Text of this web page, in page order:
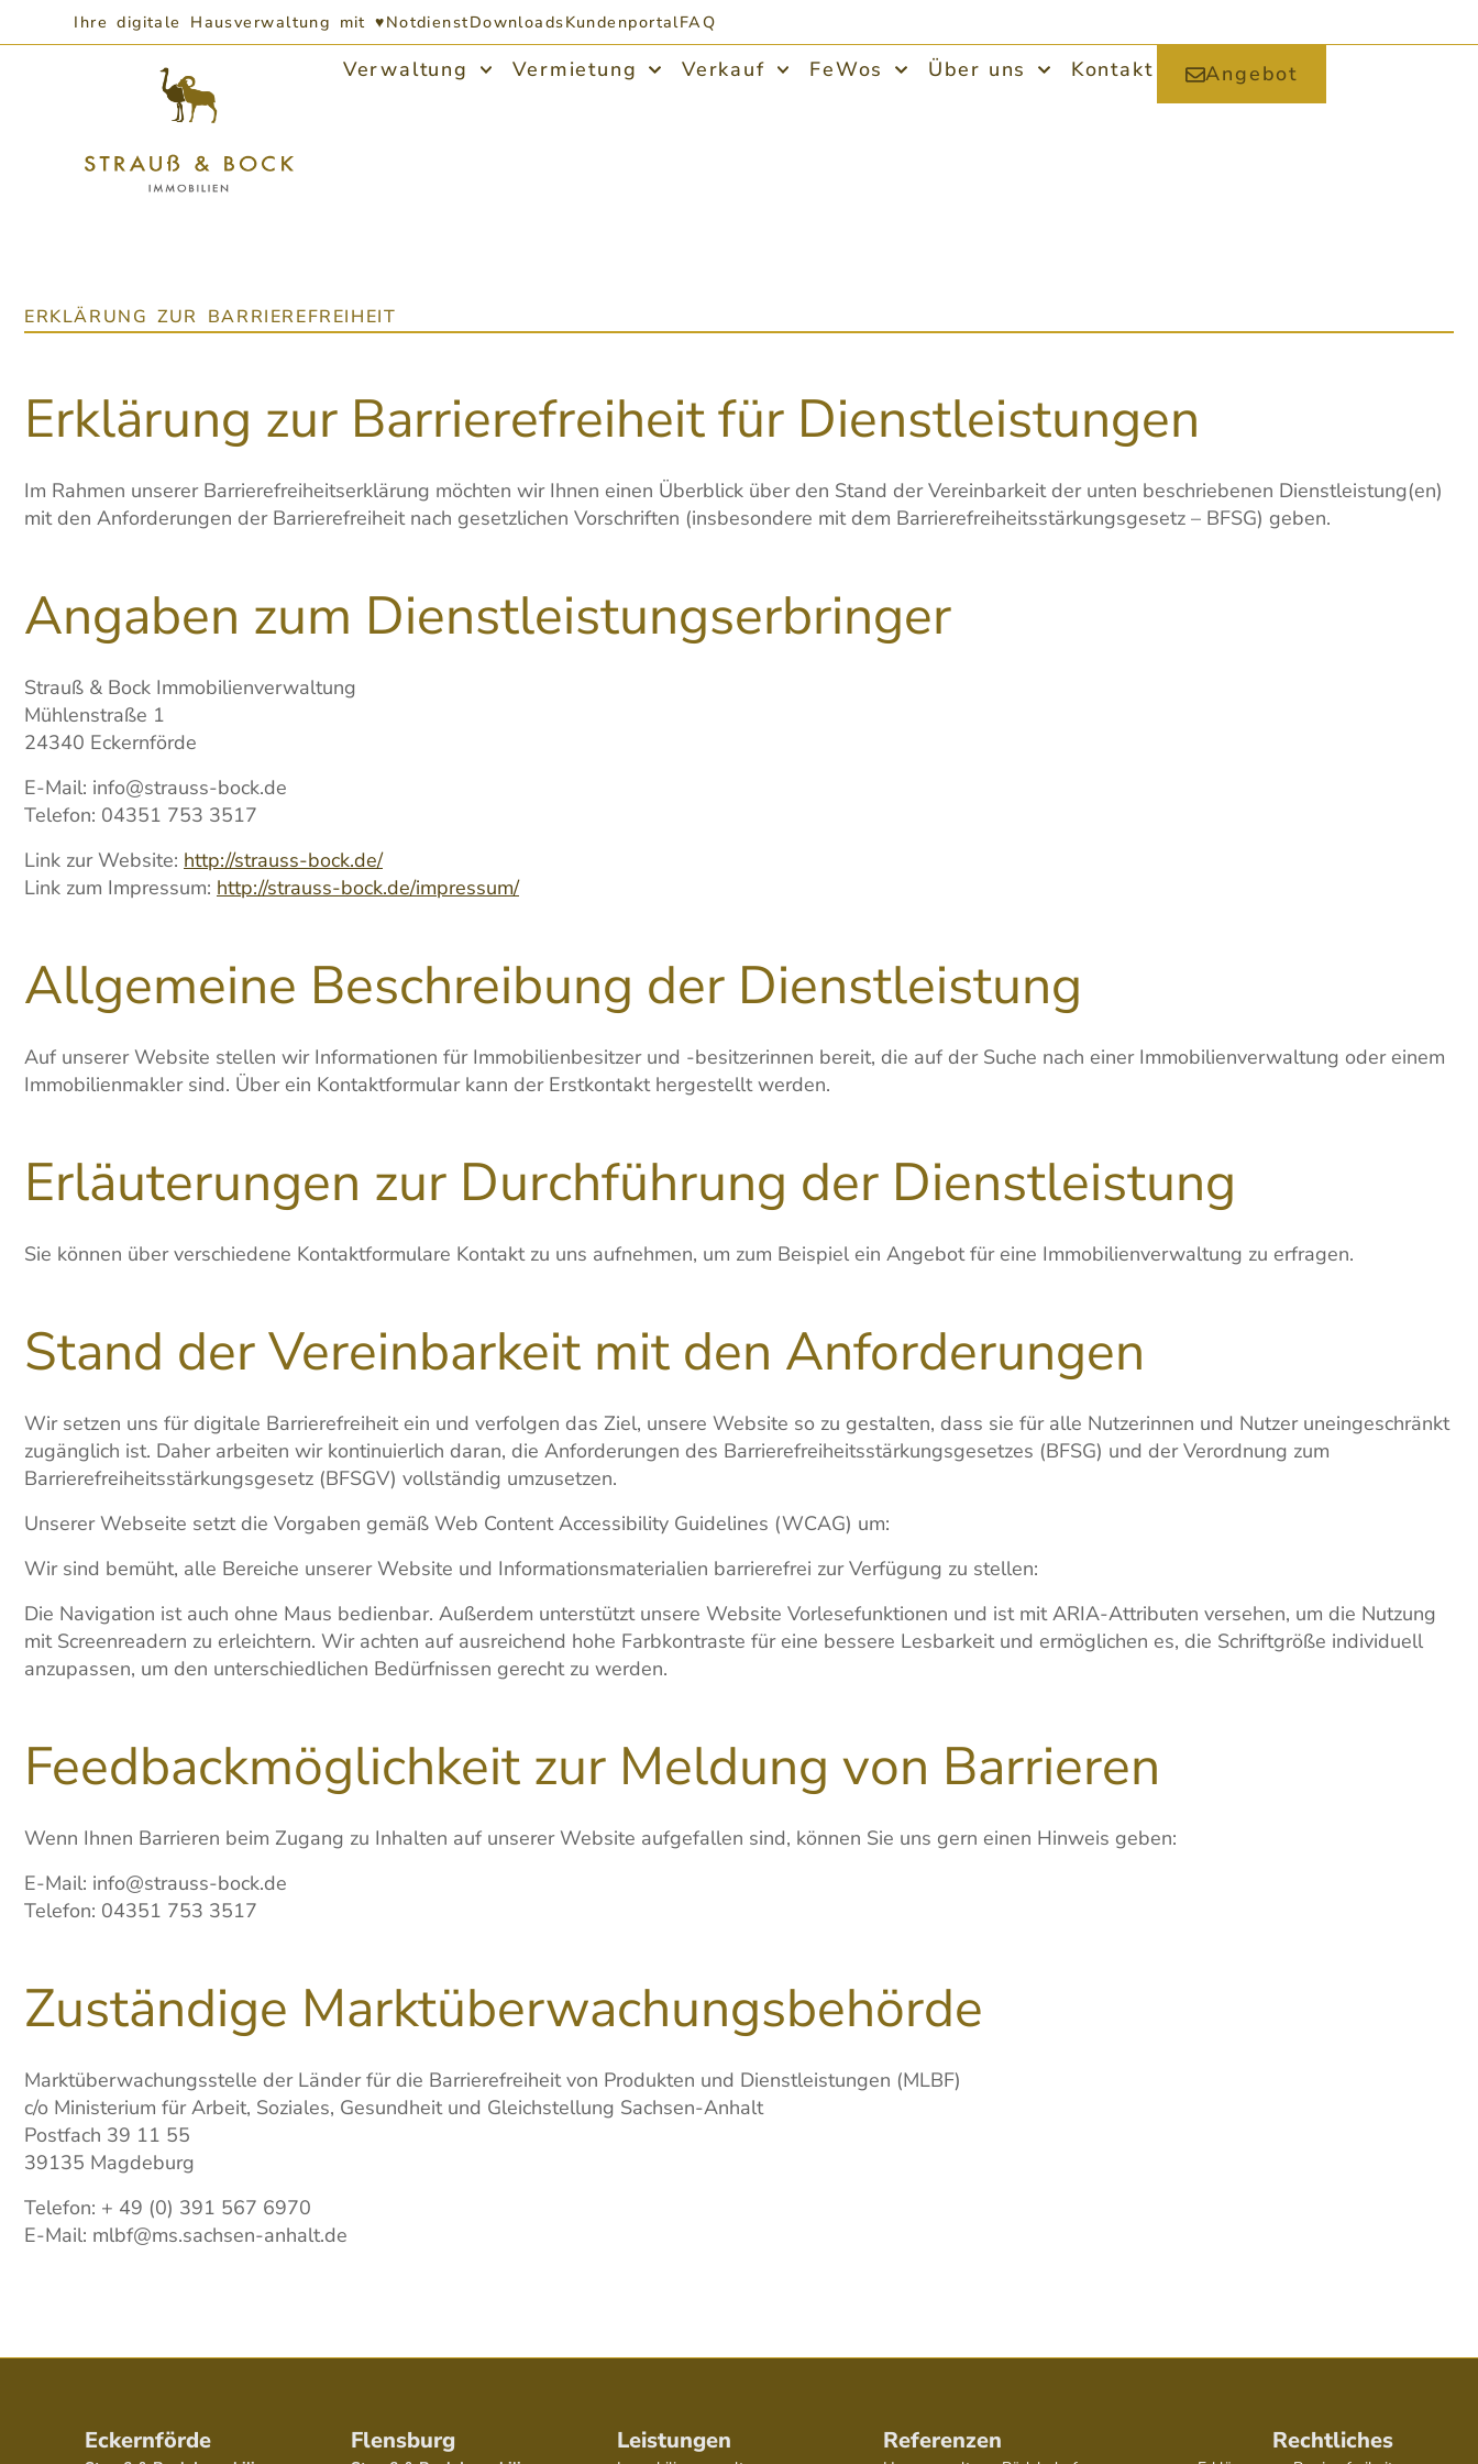
Ihre digitale Hausverwaltung mit ♥NotdienstDownloadsKundenportalFAQ
Verwaltung Vermietung Verkauf FeWos Über uns Kontakt Angebot
ERKLÄRUNG ZUR BARRIEREFREIHEIT
Erklärung zur Barrierefreiheit für Dienstleistungen
Im Rahmen unserer Barrierefreiheitserklärung möchten wir Ihnen einen Überblick über den Stand der Vereinbarkeit der unten beschriebenen Dienstleistung(en)
mit den Anforderungen der Barrierefreiheit nach gesetzlichen Vorschriften (insbesondere mit dem Barrierefreiheitsstärkungsgesetz – BFSG) geben.
Angaben zum Dienstleistungserbringer
Strauß & Bock Immobilienverwaltung
Mühlenstraße 1
24340 Eckernförde
E-Mail: info@strauss-bock.de
Telefon: 04351 753 3517
Link zur Website: http://strauss-bock.de/
Link zum Impressum: http://strauss-bock.de/impressum/
Allgemeine Beschreibung der Dienstleistung
Auf unserer Website stellen wir Informationen für Immobilienbesitzer und -besitzerinnen bereit, die auf der Suche nach einer Immobilienverwaltung oder einem
Immobilienmakler sind. Über ein Kontaktformular kann der Erstkontakt hergestellt werden.
Erläuterungen zur Durchführung der Dienstleistung
Sie können über verschiedene Kontaktformulare Kontakt zu uns aufnehmen, um zum Beispiel ein Angebot für eine Immobilienverwaltung zu erfragen.
Stand der Vereinbarkeit mit den Anforderungen
Wir setzen uns für digitale Barrierefreiheit ein und verfolgen das Ziel, unsere Website so zu gestalten, dass sie für alle Nutzerinnen und Nutzer uneingeschränkt
zugänglich ist. Daher arbeiten wir kontinuierlich daran, die Anforderungen des Barrierefreiheitsstärkungsgesetzes (BFSG) und der Verordnung zum
Barrierefreiheitsstärkungsgesetz (BFSGV) vollständig umzusetzen.
Unserer Webseite setzt die Vorgaben gemäß Web Content Accessibility Guidelines (WCAG) um:
Wir sind bemüht, alle Bereiche unserer Website und Informationsmaterialien barrierefrei zur Verfügung zu stellen:
Die Navigation ist auch ohne Maus bedienbar. Außerdem unterstützt unsere Website Vorlesefunktionen und ist mit ARIA-Attributen versehen, um die Nutzung
mit Screenreadern zu erleichtern. Wir achten auf ausreichend hohe Farbkontraste für eine bessere Lesbarkeit und ermöglichen es, die Schriftgröße individuell
anzupassen, um den unterschiedlichen Bedürfnissen gerecht zu werden.
Feedbackmöglichkeit zur Meldung von Barrieren
Wenn Ihnen Barrieren beim Zugang zu Inhalten auf unserer Website aufgefallen sind, können Sie uns gern einen Hinweis geben:
E-Mail: info@strauss-bock.de
Telefon: 04351 753 3517
Zuständige Marktüberwachungsbehörde
Marktüberwachungsstelle der Länder für die Barrierefreiheit von Produkten und Dienstleistungen (MLBF)
c/o Ministerium für Arbeit, Soziales, Gesundheit und Gleichstellung Sachsen-Anhalt
Postfach 39 11 55
39135 Magdeburg
Telefon: + 49 (0) 391 567 6970
E-Mail: mlbf@ms.sachsen-anhalt.de
Eckernförde Flensburg Leistungen Referenzen Rechtliches